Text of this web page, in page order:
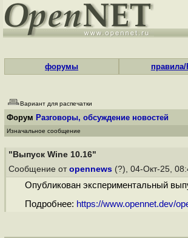
форумы правила/
Вариант для распечатки
Форум Разговоры, обсуждение новостей
Изначальное сообщение
"Выпуск Wine 10.16"
Сообщение от opennews (?), 04-Окт-25,
Опубликован экспериментальный
Подробнее: https://www.opennet.dev/